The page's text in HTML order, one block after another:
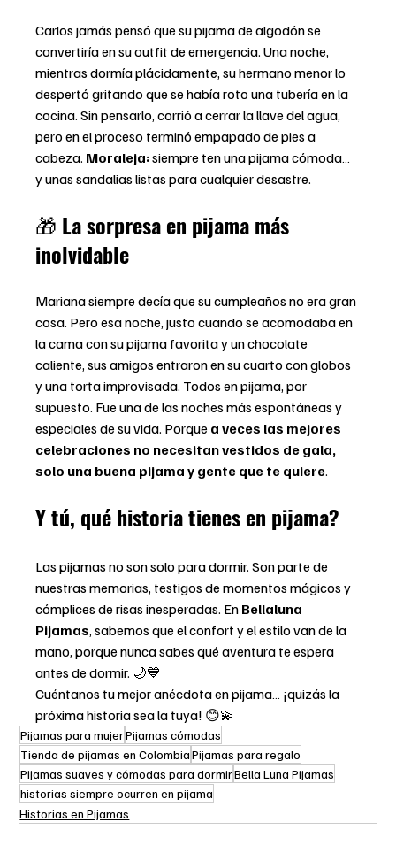
Carlos jamás pensó que su pijama de algodón se
convertiría en su outfit de emergencia. Una noche,
mientras dormía plácidamente, su hermano menor lo
despertó gritando que se había roto una tubería en la
cocina. Sin pensarlo, corrió a cerrar la llave del agua,
pero en el proceso terminó empapado de pies a
cabeza. Moraleja: siempre ten una pijama cómoda…
y unas sandalias listas para cualquier desastre.
🎁 La sorpresa en pijama más
inolvidable
Mariana siempre decía que su cumpleaños no era gran
cosa. Pero esa noche, justo cuando se acomodaba en
la cama con su pijama favorita y un chocolate
caliente, sus amigos entraron en su cuarto con globos
y una torta improvisada. Todos en pijama, por
supuesto. Fue una de las noches más espontáneas y
especiales de su vida. Porque a veces las mejores
celebraciones no necesitan vestidos de gala,
solo una buena pijama y gente que te quiere.
Y tú, qué historia tienes en pijama?
Las pijamas no son solo para dormir. Son parte de
nuestras memorias, testigos de momentos mágicos y
cómplices de risas inesperadas. En Bellaluna
Pijamas, sabemos que el confort y el estilo van de la
mano, porque nunca sabes qué aventura te espera
antes de dormir. 🌙💙
Cuéntanos tu mejor anécdota en pijama… ¡quizás la
próxima historia sea la tuya! 😊💫
Pijamas para mujerPijamas cómodas
Tienda de pijamas en ColombiaPijamas para regalo
Pijamas suaves y cómodas para dormirBella Luna Pijamas
historias siempre ocurren en pijama
Historias en Pijamas